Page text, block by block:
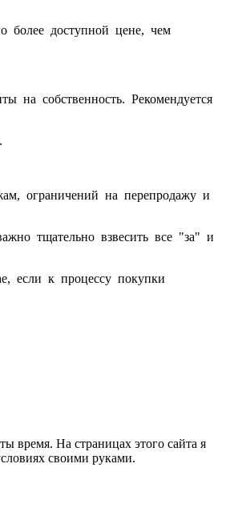
более доступной цене, чем
на собственность. Рекомендуется
ограничений на перепродажу и
тщательно взвесить все "за" и
если к процессу покупки
время. На страницах этого сайта я
своими руками.